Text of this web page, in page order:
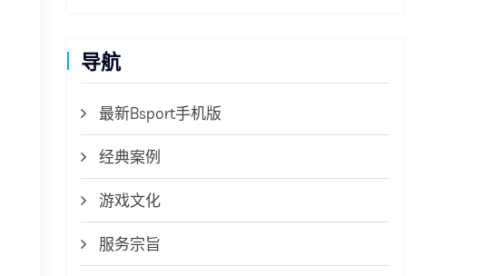
导航
最新Bsport手机版
经典案例
游戏文化
服务宗旨